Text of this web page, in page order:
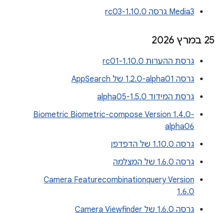
Media3 גרסה 1.10.0-rc03
‫25 במרץ 2026
גרסת ההערות 1.10.0-rc01
גרסה ‎1.2.0-alpha01 של AppSearch
גרסת המידוד 1.5.0-alpha05
Biometric Biometric-compose Version 1.4.0-
alpha06
גרסה 1.10.0 של הדפדפן
גרסה 1.6.0 של המצלמה
Camera Featurecombinationquery Version
1.6.0
גרסה 1.6.0 של Camera Viewfinder